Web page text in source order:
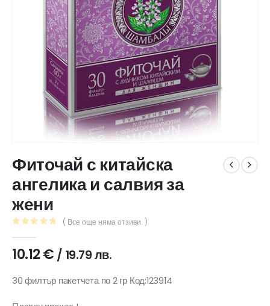
Фиточай с китайска
ангелика и салвия за
жени
( Все още няма отзиви. )
10.12€ / 19.79 лв.
30 филтър пакетчета по 2 гр Код:123914